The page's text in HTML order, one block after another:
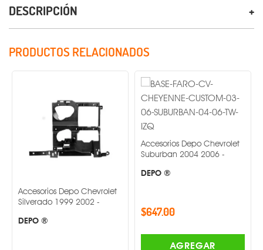
DESCRIPCIÓN
PRODUCTOS RELACIONADOS
Depo Chevrolet
1999 2002 -
Accesorios Depo Chevrolet
Suburban 2004 2006 -
AGREGAR